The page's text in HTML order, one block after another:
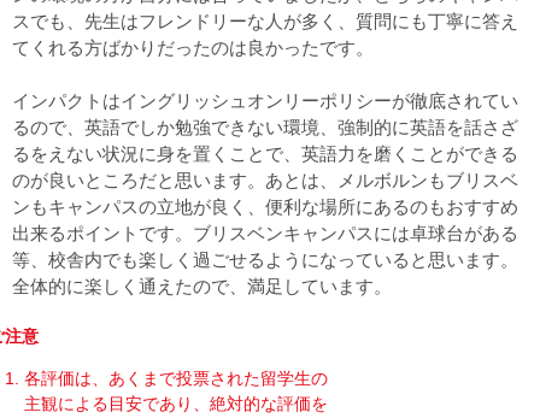
スでも、先生はフレンドリーな人が多く、質問にも丁寧に答え
てくれる方ばかりだったのは良かったです。
インパクトはイングリッシュオンリーポリシーが徹底されてい
るので、英語でしか勉強できない環境、強制的に英語を話さざ
るをえない状況に身を置くことで、英語力を磨くことができる
のが良いところだと思います。あとは、メルボルンもブリスベ
ンもキャンパスの立地が良く、便利な場所にあるのもおすすめ
出来るポイントです。ブリスベンキャンパスには卓球台がある
等、校舎内でも楽しく過ごせるようになっていると思います。
全体的に楽しく通えたので、満足しています。
注意
各評価は、あくまで投票された留学生の
主観による目安であり、絶対的な評価を